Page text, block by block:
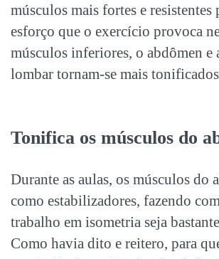
músculos mais fortes e resistentes
esforço que o exercício provoca
músculos inferiores, o abdômen e
lombar tornam-se mais
Tonifica os músculos do
Durante as aulas, os músculos do
como estabilizadores, fazendo
trabalho em isometria seja
Como havia dito e reitero, para